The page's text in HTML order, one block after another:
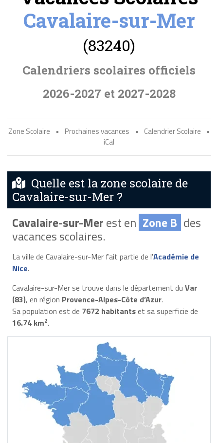
Cavalaire-sur-Mer
(83240)
Calendriers scolaires officiels
2026-2027 et 2027-2028
Zone Scolaire • Prochaines vacances • Calendrier Scolaire
•
iCal
Quelle est la zone scolaire de
Cavalaire-sur-Mer ?
Cavalaire-sur-Merest en Zone B des
vacances scolaires.
La ville de Cavalaire-sur-Mer fait partie de l'Académie de
Nice.
Cavalaire-sur-Mer se trouve dans le département du Var
(83), en région Provence-Alpes-Côte d’Azur.
Sa population est de 7672 habitantset sa superficie de
16.74 km2.